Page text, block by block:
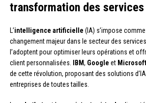
transformation des services
L’intelligence artificielle (IA) s’impose
changement majeur dans le secteur des
l’adoptent pour optimiser leurs opérations et
client personnalisées.
IBM, Google et Microsoft
de cette révolution, proposant des solutions
entreprises de toutes tailles.